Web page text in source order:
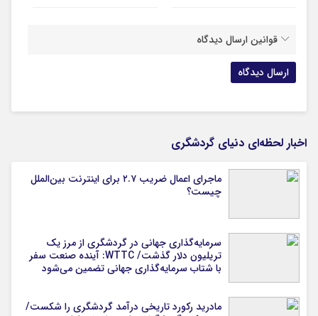
قوانین ارسال دیدگاه
اخبار لحظه‌ای دنیای گردشگری
ماجرای اعمال ضریب ۲.۷ برای اینترنت بین‌الملل
چیست؟
سرمایه‌گذاری جهانی در گردشگری از مرز یک
تریلیون دلار گذشت/ WTTC: آینده صنعت سفر
با شتاب سرمایه‌گذاری جهانی تضمین می‌شود
مادرید رکورد تاریخی درآمد گردشگری را شکست/